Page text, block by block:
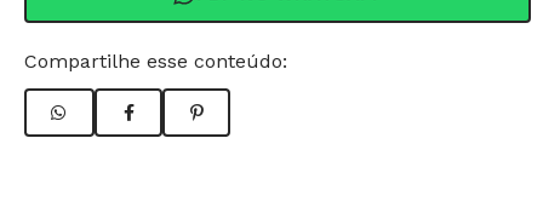
Compartilhe esse conteúdo: